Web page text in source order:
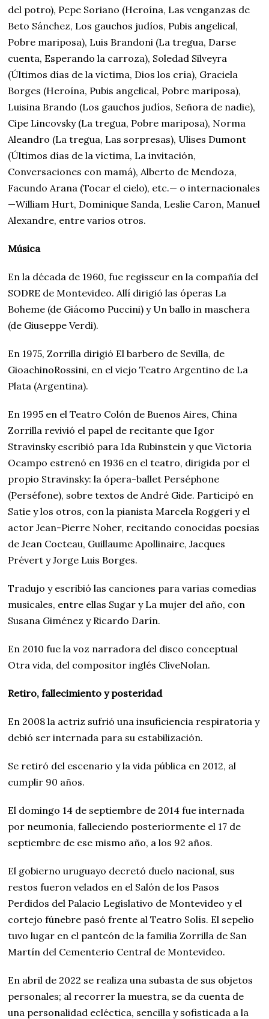
del potro), Pepe Soriano (Heroína, Las venganzas de
Beto Sánchez, Los gauchos judíos, Pubis angelical,
Pobre mariposa), Luis Brandoni (La tregua, Darse
cuenta, Esperando la carroza), Soledad Silveyra
(Últimos días de la víctima, Dios los cría), Graciela
Borges (Heroína, Pubis angelical, Pobre mariposa),
Luisina Brando (Los gauchos judíos, Señora de nadie),
Cipe Lincovsky (La tregua, Pobre mariposa), Norma
Aleandro (La tregua, Las sorpresas), Ulises Dumont
(Últimos días de la víctima, La invitación,
Conversaciones con mamá), Alberto de Mendoza,
Facundo Arana (Tocar el cielo), etc.— o internacionales
—William Hurt, Dominique Sanda, Leslie Caron, Manuel
Alexandre, entre varios otros.
Música
En la década de 1960, fue regisseur en la compañía del
SODRE de Montevideo. Allí dirigió las óperas La
Boheme (de Giácomo Puccini) y Un ballo in maschera
(de Giuseppe Verdi).
En 1975, Zorrilla dirigió El barbero de Sevilla, de
GioachinoRossini, en el viejo Teatro Argentino de La
Plata (Argentina).
En 1995 en el Teatro Colón de Buenos Aires, China
Zorrilla revivió el papel de recitante que Igor
Stravinsky escribió para Ida Rubinstein y que Victoria
Ocampo estrenó en 1936 en el teatro, dirigida por el
propio Stravinsky: la ópera-ballet Perséphone
(Perséfone), sobre textos de André Gide. Participó en
Satie y los otros, con la pianista Marcela Roggeri y el
actor Jean-Pierre Noher, recitando conocidas poesías
de Jean Cocteau, Guillaume Apollinaire, Jacques
Prévert y Jorge Luis Borges.
Tradujo y escribió las canciones para varias comedias
musicales, entre ellas Sugar y La mujer del año, con
Susana Giménez y Ricardo Darín.
En 2010 fue la voz narradora del disco conceptual
Otra vida, del compositor inglés CliveNolan.
Retiro, fallecimiento y posteridad
En 2008 la actriz sufrió una insuficiencia respiratoria y
debió ser internada para su estabilización.
Se retiró del escenario y la vida pública en 2012, al
cumplir 90 años.
El domingo 14 de septiembre de 2014 fue internada
por neumonía, falleciendo posteriormente el 17 de
septiembre de ese mismo año, a los 92 años.
El gobierno uruguayo decretó duelo nacional, sus
restos fueron velados en el Salón de los Pasos
Perdidos del Palacio Legislativo de Montevideo y el
cortejo fúnebre pasó frente al Teatro Solís. El sepelio
tuvo lugar en el panteón de la familia Zorrilla de San
Martín del Cementerio Central de Montevideo.
En abril de 2022 se realiza una subasta de sus objetos
personales; al recorrer la muestra, se da cuenta de
una personalidad ecléctica, sencilla y sofisticada a la